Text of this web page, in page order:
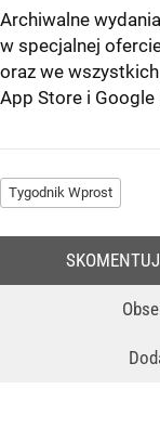
Archiwalne
w specjalnej
oraz we
App Store i Google
Tygodnik Wprost
SKOMENTUJ